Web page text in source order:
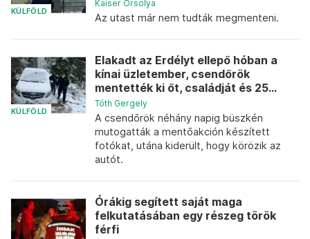
KÜLFÖLD
Kaiser Orsolya
Az utast már nem tudták megmenteni.
KÜLFÖLD
Elakadt az Erdélyt ellepő hóban a
kínai üzletember, csendőrök
mentették ki őt, családját és 25...
Tóth Gergely
A csendőrök néhány napig büszkén
mutogatták a mentőakción készített
fotókat, utána kiderült, hogy körözik az
autót.
Órákig segített saját maga
felkutatásában egy részeg török
férfi